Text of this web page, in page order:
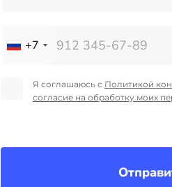
+7
Я соглашаюсь с Политикой
согласие на обработку моих